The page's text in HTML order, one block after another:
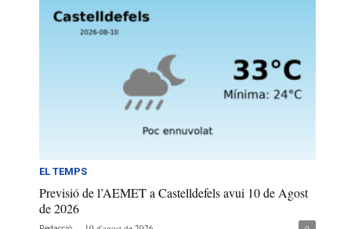
EL TEMPS
Previsió de l’AEMET a Castelldefels avui 10 de Agost
de 2026